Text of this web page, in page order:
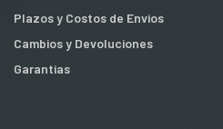
Plazos y Costos de Envios
Cambios y Devoluciones
Garantias